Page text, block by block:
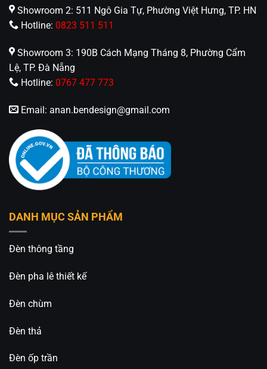
Showroom 2: 511 Ngô Gia Tự, Phường Việt Hưng, TP. HN
Hotline: 0823 511 511
Showroom 3: 190B Cách Mạng Tháng 8, Phường Cẩm
Lệ, TP. Đà Nẵng
Hotline: 0767 477 773
Email: anan.bendesign@gmail.com
DANH MỤC SẢN PHẨM
Đèn thông tầng
Đèn pha lê thiết kế
Đèn chùm
Đèn thả
Đèn ốp trần